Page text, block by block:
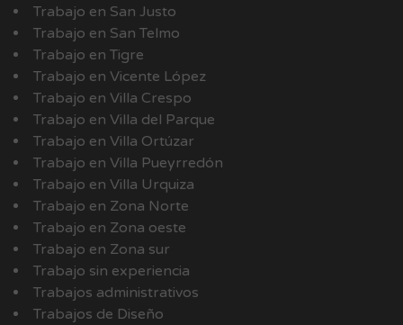
Trabajo en San Justo
Trabajo en San Telmo
Trabajo en Tigre
Trabajo en Vicente López
Trabajo en Villa Crespo
Trabajo en Villa del Parque
Trabajo en Villa Ortúzar
Trabajo en Villa Pueyrredón
Trabajo en Villa Urquiza
Trabajo en Zona Norte
Trabajo en Zona oeste
Trabajo en Zona sur
Trabajo sin experiencia
Trabajos administrativos
Trabajos de Diseño